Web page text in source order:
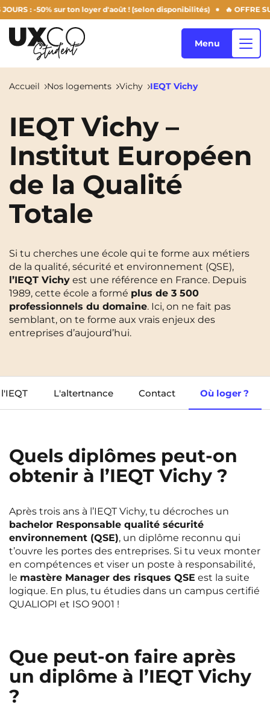
: -50% sur ton loyer d'août ! (selon disponibilités) 🔥 OFFRE
Nos logements
Annemasse Archamps
Aulnoy-Lez-Valenciennes Béziers
Bezons
Brest Caen
Cergy-Pontoise Clermont-Ferrand
Chambéry NEW! Dijon
Gradignan
Lille Limoges
Nantes Nîmes
Noisy-Le-Grand Orly
Pau Reims
Rennes Rouen
Saint-Denis Saint-Etienne
Saint-Ouen NEW! Strasbourg
Villejuif Villeneuve-d'Ascq
Qui sommes-nous ?
Blog
FR
FR
EN
Instagram
TikTokFacebookYouTubeLinkedIn
Menu
Accueil Nos logements Vichy IEQT Vichy
IEQT Vichy –
Institut Européen
de la Qualité
Totale
Si tu cherches une école qui te forme aux métiers
de la qualité, sécurité et environnement (QSE),
l’IEQT Vichy est une référence en France. Depuis
1989, cette école a formé plus de 3 500
professionnels du domaine. Ici, on ne fait pas
semblant, on te forme aux vrais enjeux des
entreprises d’aujourd’hui.
L'altertnance Contact Où loger ?
Quels diplômes peut-on
obtenir à l’IEQT Vichy ?
Après trois ans à l’IEQT Vichy, tu décroches un
bachelor Responsable qualité sécurité
environnement (QSE), un diplôme reconnu qui
t’ouvre les portes des entreprises. Si tu veux monter
en compétences et viser un poste à responsabilité,
le mastère Manager des risques QSE est la suite
logique. En plus, tu étudies dans un campus certifié
QUALIOPI et ISO 9001 !
Que peut-on faire après
un diplôme à l’IEQT Vichy
?